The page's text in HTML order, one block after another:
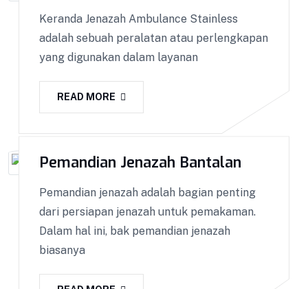
Keranda Jenazah Ambulance Stainless
adalah sebuah peralatan atau perlengkapan
yang digunakan dalam layanan
READ MORE
Pemandian Jenazah Bantalan
Pemandian jenazah adalah bagian penting
dari persiapan jenazah untuk pemakaman.
Dalam hal ini, bak pemandian jenazah
biasanya